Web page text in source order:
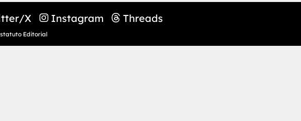
X Instagram Threads
Editorial